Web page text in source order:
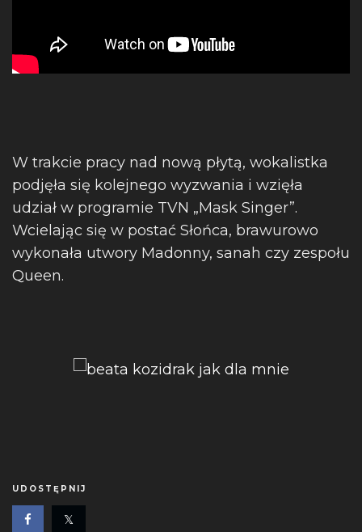
W trakcie pracy nad nową płytą, wokalistka
podjęła się kolejnego wyzwania i wzięła
udział w programie TVN „Mask Singer”.
Wcielając się w postać Słońca, brawurowo
wykonała utwory Madonny, sanah czy zespołu
Queen.
UDOSTĘPNIJ